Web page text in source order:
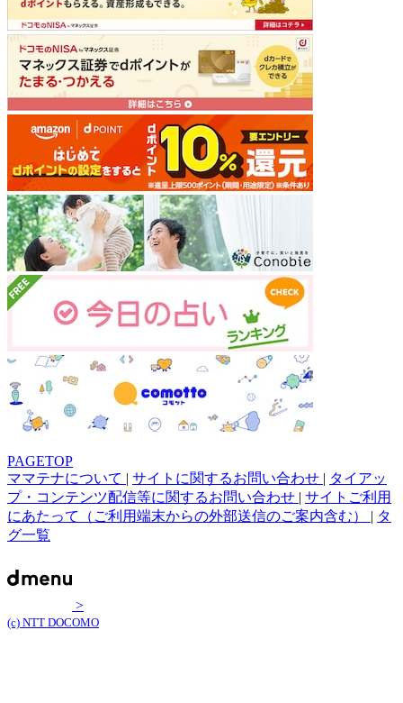
PAGETOP
ママテナについて | サイトに関するお問い合わせ | タイアッ
プ・コンテンツ配信等に関するお問い合わせ | サイトご利用
にあたって（ご利用端末からの外部送信のご案内含む） | タ
グ一覧
>
(c) NTT DOCOMO